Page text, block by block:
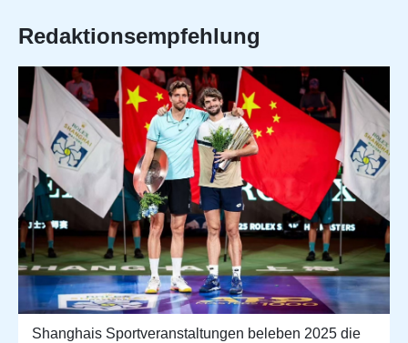
Redaktionsempfehlung
Shanghais Sportveranstaltungen beleben 2025 die